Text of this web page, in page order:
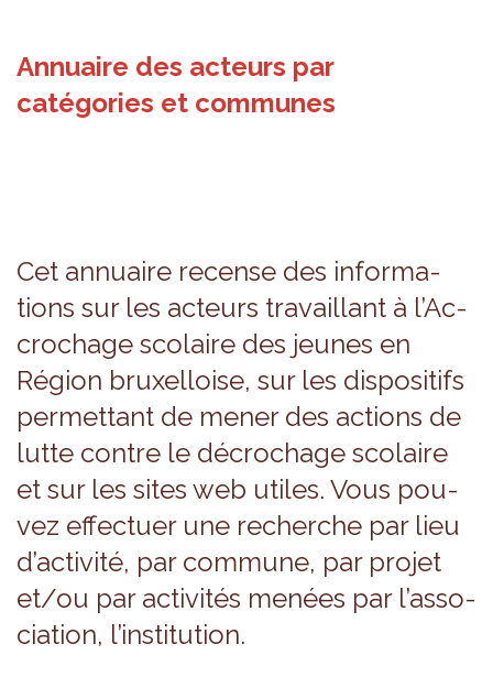
Annuaire des acteurs par
catégories et communes
Cet annuaire recense des infor­ma­
tions sur les acteurs tra­vaillant à l’Ac­
cro­chage sco­laire des jeunes en
Région bruxel­loise, sur les dis­po­si­tifs
per­met­tant de mener des actions de
lutte contre le décro­chage sco­laire
et sur les sites web utiles. Vous pou­
vez effec­tuer une recherche par lieu
d’ac­ti­vité, par com­mune, par pro­jet
et/ou par acti­vi­tés menées par l’as­so­
cia­tion, l’ins­ti­tu­tion.